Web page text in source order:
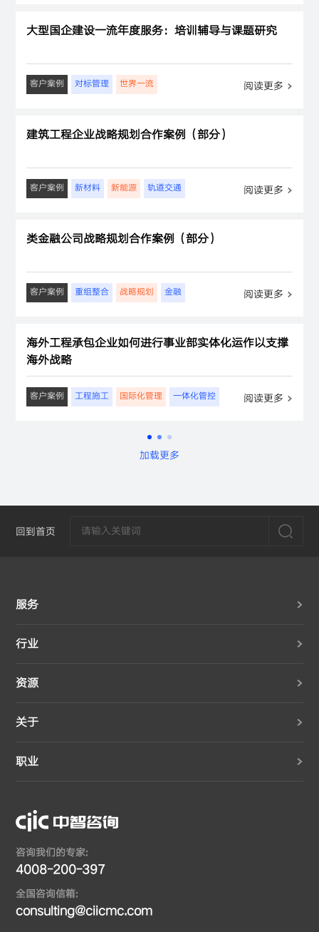
大型国企建设一流年度服务：培训辅导与课题研究
客户案例 对标管理 世界一流 阅读更多
建筑工程企业战略规划合作案例（部分）
客户案例 新材料 新能源 轨道交通 阅读更多
类金融公司战略规划合作案例（部分）
客户案例 重组整合 战略规划 金融 阅读更多
海外工程承包企业如何进行事业部实体化运作以支撑
海外战略
客户案例 工程施工 国际化管理 一体化管控 阅读更多
加载更多
回到首页
服务
行业
资源
关于
职业
咨询我们的专家:
4008-200-397
全国咨询信箱:
consulting@ciicmc.com